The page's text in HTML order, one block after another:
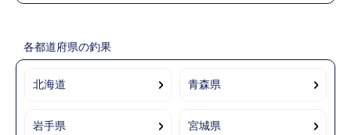
各都道府県の釣果
北海道 青森県
岩手県 宮城県